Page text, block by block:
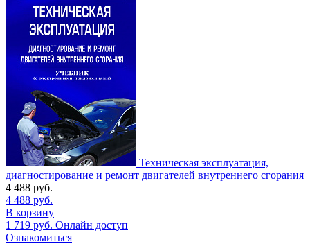
Техническая эксплуатация,
диагностирование и ремонт двигателей внутреннего сгорания
4 488 руб.
4 488 руб.
В корзину
1 719 руб. Онлайн доступ
Ознакомиться